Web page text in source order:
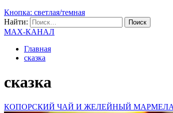
Кнопка: светлая/темная
Найти:
MAX-КАНАЛ
Главная
сказка
сказка
КОПОРСКИЙ ЧАЙ И ЖЕЛЕЙНЫЙ